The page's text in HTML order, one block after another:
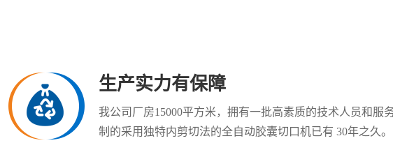
生产实力有保障
我公司厂房15000平方米，拥有一批高素质的技术人员和服
制的采用独特内剪切法的全自动胶囊切口机已有 30年之久。